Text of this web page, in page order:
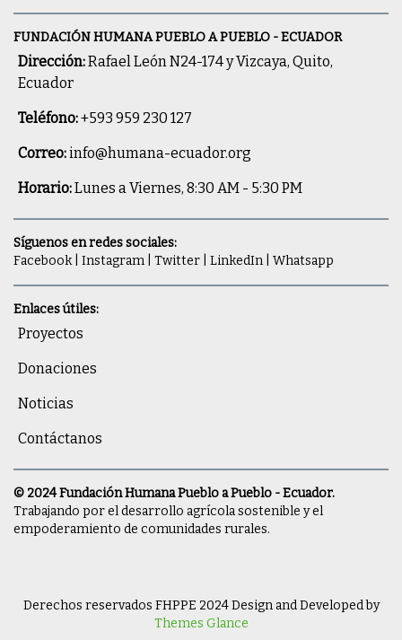
FUNDACIÓN HUMANA PUEBLO A PUEBLO - ECUADOR
Dirección:Rafael León N24-174 y Vizcaya, Quito,
Ecuador
Teléfono:+593 959 230 127
Correo:info@humana-ecuador.org
Horario:Lunes a Viernes, 8:30 AM - 5:30 PM
Síguenos en redes sociales:
Facebook| Instagram Twitter LinkedIn Whatsapp
Enlaces útiles:
Proyectos
Donaciones
Noticias
Contáctanos
© 2024 Fundación Humana Pueblo a Pueblo - Ecuador.
Trabajando por el desarrollo agrícola sostenible y el
empoderamiento de comunidades rurales.
Derechos reservados FHPPE 2024Design and Developed by
Themes Glance